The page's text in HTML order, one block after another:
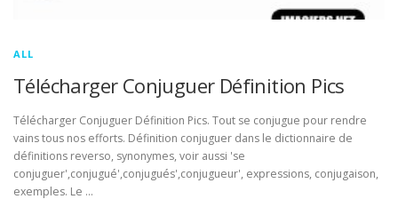
ALL
Télécharger Conjuguer Définition Pics
Télécharger Conjuguer Définition Pics. Tout se conjugue pour rendre
vains tous nos efforts. Définition conjuguer dans le dictionnaire de
définitions reverso, synonymes, voir aussi 'se
conjuguer',conjugué',conjugués',conjugueur', expressions, conjugaison,
exemples. Le …